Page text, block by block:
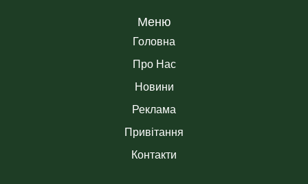
Меню
Головна
Про Нас
Новини
Реклама
Привітання
Контакти